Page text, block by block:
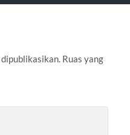
Ruas yang